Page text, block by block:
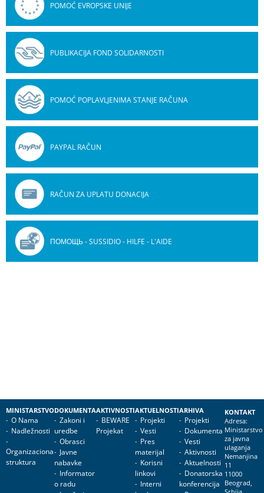
POMOĆ EVROPSKE UNIJE
PUBLIKACIJA FOND SOLIDARNOSTI
POMOĆ POPLAVLJENIMA STANJE RAČUNA
PAYPAL RAČUN
RAČUN ZA UPLATU DONACIJA
ПОМОЩЬ - SUSSIDIO - HILFE - L'AIDE
MINISTARSTVO
O Nama
Nadležnosti
Organizaciona
struktura
DOKUMENTA
Zakoni i
uredbe
Obrasci
Javne
nabavke
Informator
o radu
AKTIVNOSTI
BEWARE
Projekat
AKTUELNOSTI
Projekti
Vesti
Pres
materijal
Korisni
linkovi
Interni
ARHIVA
Projekti
Dokumenta
Vesti
Aktivnosti
Aktuelnosti
Donatorska
konferencija
KONTAKT
Adresa:
Ministarstvo
za javna
ulaganja
Nemanjina
11
11000
Beograd,